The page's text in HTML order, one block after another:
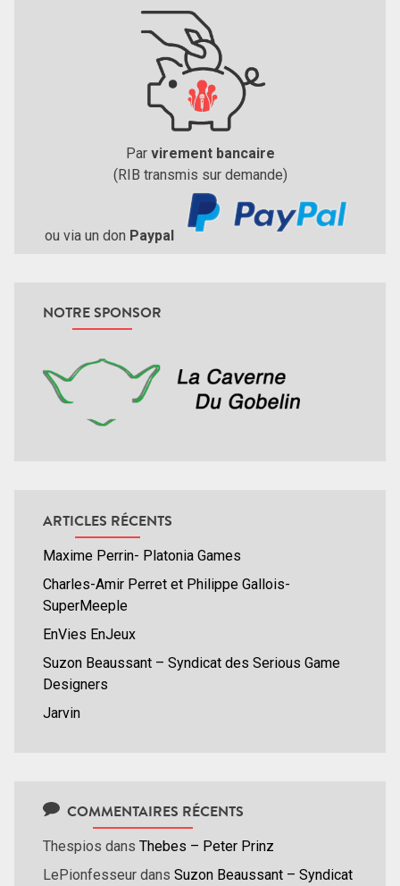
Par virement bancaire
(RIB transmis sur demande)
ou via un don Paypal
NOTRE SPONSOR
ARTICLES RÉCENTS
Maxime Perrin- Platonia Games
Charles-Amir Perret et Philippe Gallois-
SuperMeeple
EnVies EnJeux
Suzon Beaussant – Syndicat des Serious Game
Designers
Jarvin
COMMENTAIRES RÉCENTS
Thespios dans Thebes – Peter Prinz
LePionfesseur dans Suzon Beaussant – Syndicat